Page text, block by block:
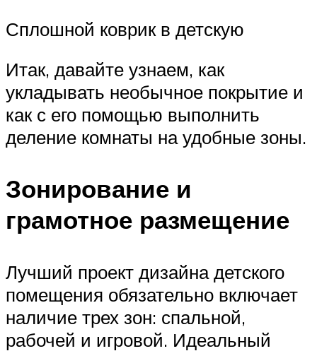
Сплошной коврик в детскую
Итак, давайте узнаем, как
укладывать необычное покрытие и
как с его помощью выполнить
деление комнаты на удобные зоны.
Зонирование и
грамотное размещение
Лучший проект дизайна детского
помещения обязательно включает
наличие трех зон: спальной,
рабочей и игровой. Идеальный